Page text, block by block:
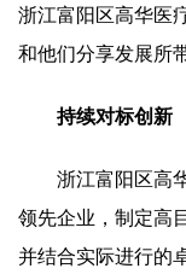
浙江富阳区高华医
和他们分享发展所
持续对标创新
浙江富阳区高
领先企业，制定高
并结合实际进行的